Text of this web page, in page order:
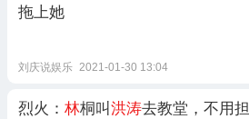
拖上她
刘庆说娱乐 2021-01-30 13:04
烈火： 林桐叫洪涛去教堂，不用担